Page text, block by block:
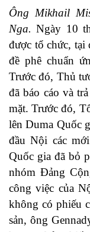
Ông Mikhail
Nga. Ngày 10
được tổ chức, tại
đề phê chuẩn
Trước đó, Thủ
đã báo cáo và
mặt. Trước đó,
lên Duma Quốc
đầu Nội các
Quốc gia đã bỏ
nhóm Đảng
công việc của
không có phiếu
sản, ông